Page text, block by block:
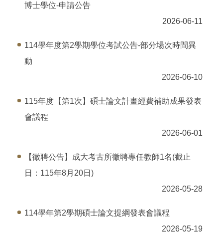
博士學位-申請公告
2026-06-11
114學年度第2學期學位考試公告-部分場次時間異
動
2026-06-10
115年度【第1次】碩士論文計畫經費補助成果發表
會議程
2026-06-01
【徵聘公告】成大考古所徵聘專任教師1名(截止
日：115年8月20日)
2026-05-28
114學年第2學期碩士論文提綱發表會議程
2026-05-19